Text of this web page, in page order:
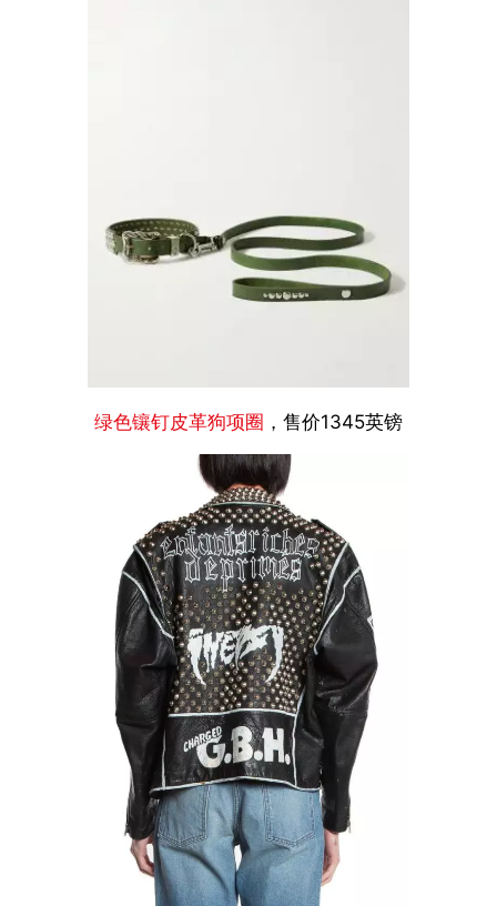
绿色镶钉皮革狗项圈 ，售价1345英镑